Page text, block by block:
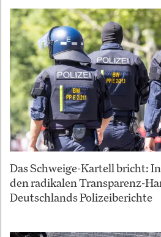
Das Schweige-Kartell bricht:
den radikalen Transparenz-
Deutschlands Polizeiberichte